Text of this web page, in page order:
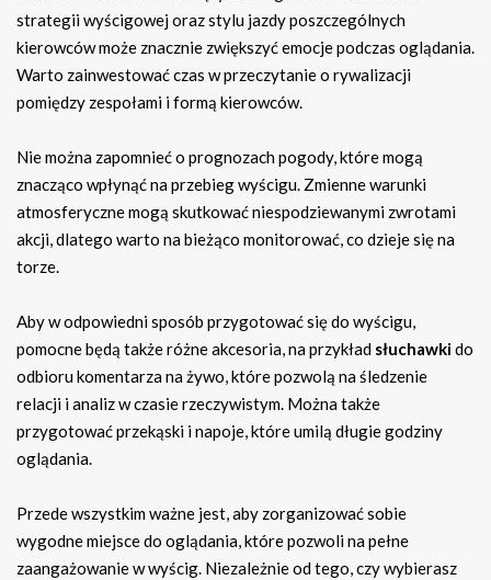
strategii wyścigowej oraz stylu jazdy poszczególnych
kierowców może znacznie zwiększyć emocje podczas oglądania.
Warto zainwestować czas w przeczytanie o rywalizacji
pomiędzy zespołami i formą kierowców.
Nie można zapomnieć o prognozach pogody, które mogą
znacząco wpłynąć na przebieg wyścigu. Zmienne warunki
atmosferyczne mogą skutkować niespodziewanymi zwrotami
akcji, dlatego warto na bieżąco monitorować, co dzieje się na
torze.
Aby w odpowiedni sposób przygotować się do wyścigu,
pomocne będą także różne akcesoria, na przykład słuchawkido
odbioru komentarza na żywo, które pozwolą na śledzenie
relacji i analiz w czasie rzeczywistym. Można także
przygotować przekąski i napoje, które umilą długie godziny
oglądania.
Przede wszystkim ważne jest, aby zorganizować sobie
wygodne miejsce do oglądania, które pozwoli na pełne
zaangażowanie w wyścig. Niezależnie od tego, czy wybierasz